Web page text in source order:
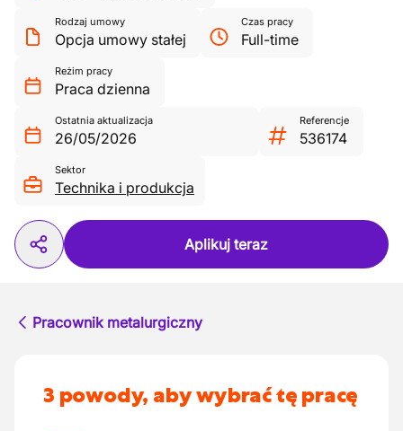
Rodzaj umowy
Opcja umowy stałej
Czas pracy
Full-time
Reżim pracy
Praca dzienna
Ostatnia aktualizacja
26/05/2026
Referencje
536174
Sektor
Technika i produkcja
Aplikuj teraz
Pracownik metalurgiczny
3 powody, aby wybrać tę pracę